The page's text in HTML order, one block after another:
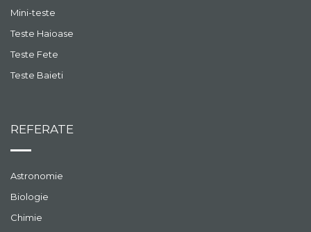
Mini-teste
Teste Haioase
Teste Fete
Teste Baieti
REFERATE
Astronomie
Biologie
Chimie